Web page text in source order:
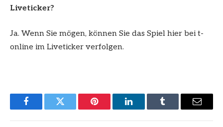
Liveticker?
Ja. Wenn Sie mögen, können Sie das Spiel hier bei t-
online im Liveticker verfolgen.
FacebookTwitter Pinterest LinkedInTumblr Email